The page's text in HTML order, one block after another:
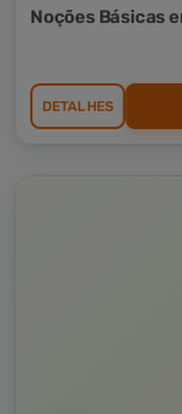
Noções Básicas
DETALHES